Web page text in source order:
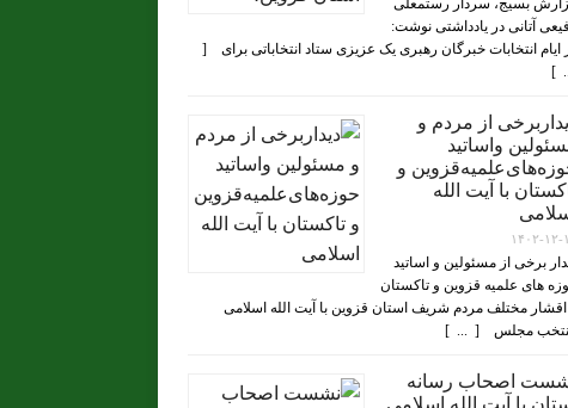
آتانی در یادداشتی نوشت:
ایام انتخابات خبرگان رهبری یک عزیزی ستاد انتخاباتی برای [
...
از مردم و
واساتید
و
با آیت الله
۱۲-۱۴
برخی از مسئولین و اساتید
های علمیه قزوین و تاکستان
مختلف مردم شریف استان قزوین با آیت الله اسلامی
مجلس [ ... ]
اصحاب رسانه
با آیت الله اسلامی